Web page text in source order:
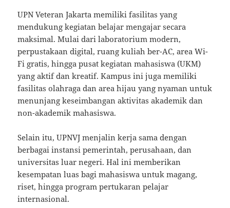
UPN Veteran Jakarta memiliki fasilitas yang
mendukung kegiatan belajar mengajar secara
maksimal. Mulai dari laboratorium modern,
perpustakaan digital, ruang kuliah ber-AC, area Wi-
Fi gratis, hingga pusat kegiatan mahasiswa (UKM)
yang aktif dan kreatif. Kampus ini juga memiliki
fasilitas olahraga dan area hijau yang nyaman untuk
menunjang keseimbangan aktivitas akademik dan
non-akademik mahasiswa.
Selain itu, UPNVJ menjalin kerja sama dengan
berbagai instansi pemerintah, perusahaan, dan
universitas luar negeri. Hal ini memberikan
kesempatan luas bagi mahasiswa untuk magang,
riset, hingga program pertukaran pelajar
internasional.